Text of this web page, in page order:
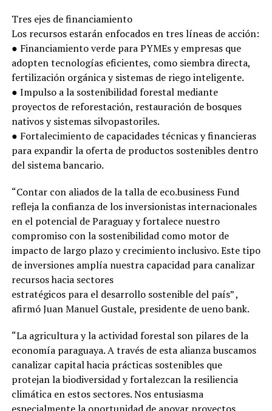
Tres ejes de financiamiento
Los recursos estarán enfocados en tres líneas de acción:
● Financiamiento verde para PYMEs y empresas que
adopten tecnologías eficientes, como siembra directa,
fertilización orgánica y sistemas de riego inteligente.
● Impulso a la sostenibilidad forestal mediante
proyectos de reforestación, restauración de bosques
nativos y sistemas silvopastoriles.
● Fortalecimiento de capacidades técnicas y financieras
para expandir la oferta de productos sostenibles dentro
del sistema bancario.
“Contar con aliados de la talla de eco.business Fund
refleja la confianza de los inversionistas internacionales
en el potencial de Paraguay y fortalece nuestro
compromiso con la sostenibilidad como motor de
impacto de largo plazo y crecimiento inclusivo. Este tipo
de inversiones amplía nuestra capacidad para canalizar
recursos hacia sectores
estratégicos para el desarrollo sostenible del país” ,
afirmó Juan Manuel Gustale, presidente de ueno bank.
“La agricultura y la actividad forestal son pilares de la
economía paraguaya. A través de esta alianza buscamos
canalizar capital hacia prácticas sostenibles que
protejan la biodiversidad y fortalezcan la resiliencia
climática en estos sectores. Nos entusiasma